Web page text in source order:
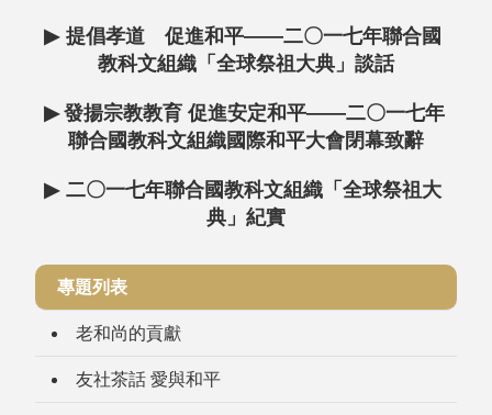
▶ 提倡孝道 促進和平——二〇一七年聯合國
教科文組織「全球祭祖大典」談話
▶發揚宗教教育 促進安定和平——二〇一七年
聯合國教科文組織國際和平大會閉幕致辭
▶ 二〇一七年聯合國教科文組織「全球祭祖大
典」紀實
專題列表
老和尚的貢獻
友社茶話 愛與和平